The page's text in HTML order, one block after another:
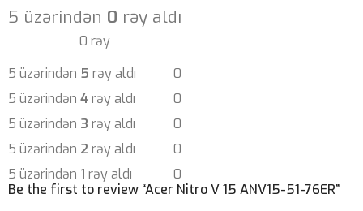
5 üzərindən 0 rəy aldı
0 rəy
5 üzərindən 5 rəy aldı
0
5 üzərindən 4rəy aldı
0
5 üzərindən 3 rəy aldı
0
5 üzərindən 2 rəy aldı
0
5 üzərindən 1 rəy aldı 0
Be the first to review “Acer Nitro V 15 ANV15-51-76ER”